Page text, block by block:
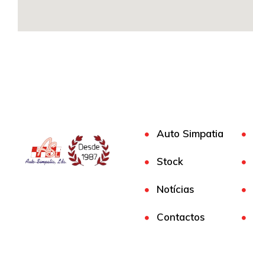
Auto Simpatia
Stock
Notícias
Contactos